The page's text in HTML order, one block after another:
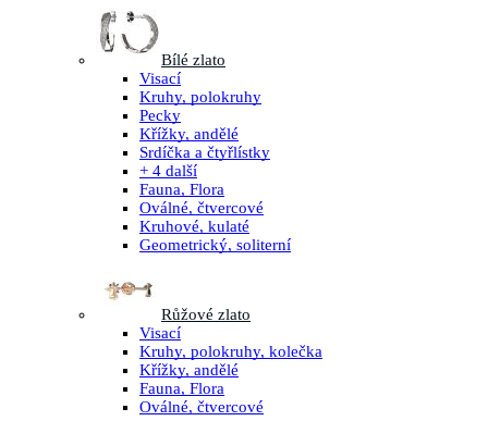
Bílé zlato
Visací
Kruhy, polokruhy
Pecky
Křížky, andělé
Srdíčka a čtyřlístky
+ 4 další
Fauna, Flora
Oválné, čtvercové
Kruhové, kulaté
Geometrický, soliterní
Růžové zlato
Visací
Kruhy, polokruhy, kolečka
Křížky, andělé
Fauna, Flora
Oválné, čtvercové